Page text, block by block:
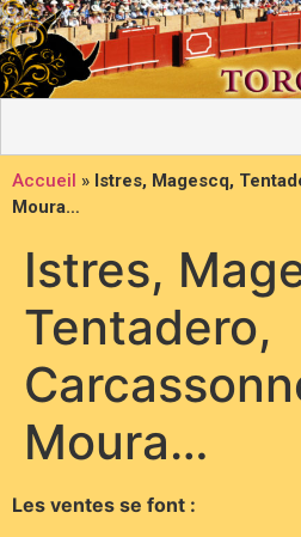
Accueil » Istres, Magescq,
Moura…
Istres,
Tentadero,
Moura…
Les ventes se font :